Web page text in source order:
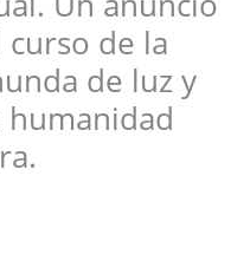
de la
de luz y
humanidad